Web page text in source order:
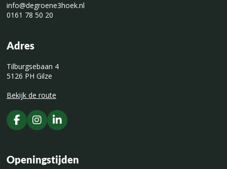
info@degroene3hoek.nl
0161 78 50 20
Adres
Tilburgsebaan 4
5126 PH Gilze
Bekijk de route
Openingstijden